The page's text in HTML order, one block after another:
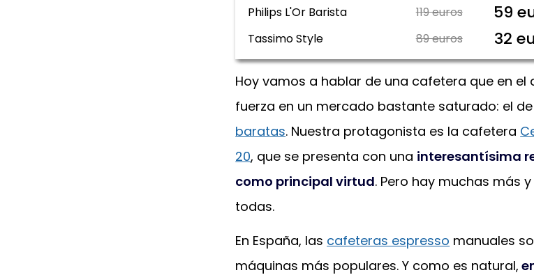
Philips L'Or Barista 119 euros 59
Tassimo Style 89 euros 32
Hoy vamos a hablar de una cafetera que en el
fuerza en un mercado bastante saturado: el
baratas. Nuestra protagonista es la cafetera
20, que se presenta con una interesantísima
como principal virtud. Pero hay muchas más
todas.
En España, las cafeteras espresso manuales
máquinas más populares. Y como es natural,